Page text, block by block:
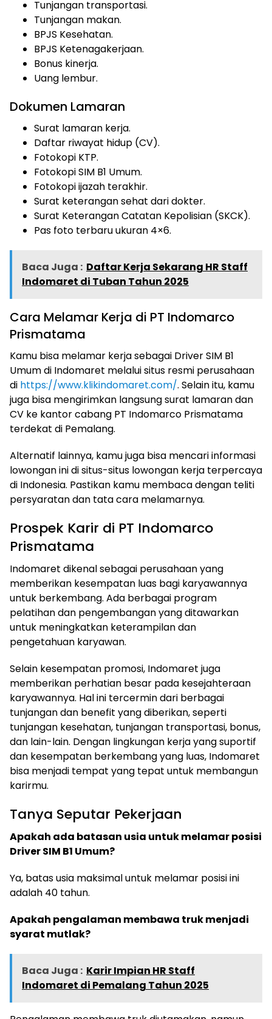
Tunjangan transportasi.
Tunjangan makan.
BPJS Kesehatan.
BPJS Ketenagakerjaan.
Bonus kinerja.
Uang lembur.
Dokumen Lamaran
Surat lamaran kerja.
Daftar riwayat hidup (CV).
Fotokopi KTP.
Fotokopi SIM B1 Umum.
Fotokopi ijazah terakhir.
Surat keterangan sehat dari dokter.
Surat Keterangan Catatan Kepolisian (SKCK).
Pas foto terbaru ukuran 4×6.
Baca Juga : Daftar Kerja Sekarang HR Staff
Indomaret di Tuban Tahun 2025
Cara Melamar Kerja di PT Indomarco
Prismatama
Kamu bisa melamar kerja sebagai Driver SIM B1
Umum di Indomaret melalui situs resmi perusahaan
di https://www.klikindomaret.com/. Selain itu, kamu
juga bisa mengirimkan langsung surat lamaran dan
CV ke kantor cabang PT Indomarco Prismatama
terdekat di Pemalang.
Alternatif lainnya, kamu juga bisa mencari informasi
lowongan ini di situs-situs lowongan kerja terpercaya
di Indonesia. Pastikan kamu membaca dengan teliti
persyaratan dan tata cara melamarnya.
Prospek Karir di PT Indomarco
Prismatama
Indomaret dikenal sebagai perusahaan yang
memberikan kesempatan luas bagi karyawannya
untuk berkembang. Ada berbagai program
pelatihan dan pengembangan yang ditawarkan
untuk meningkatkan keterampilan dan
pengetahuan karyawan.
Selain kesempatan promosi, Indomaret juga
memberikan perhatian besar pada kesejahteraan
karyawannya. Hal ini tercermin dari berbagai
tunjangan dan benefit yang diberikan, seperti
tunjangan kesehatan, tunjangan transportasi, bonus,
dan lain-lain. Dengan lingkungan kerja yang suportif
dan kesempatan berkembang yang luas, Indomaret
bisa menjadi tempat yang tepat untuk membangun
karirmu.
Tanya Seputar Pekerjaan
Apakah ada batasan usia untuk melamar posisi
Driver SIM B1 Umum?
Ya, batas usia maksimal untuk melamar posisi ini
adalah 40 tahun.
Apakah pengalaman membawa truk menjadi
syarat mutlak?
Baca Juga : Karir Impian HR Staff
Indomaret di Pemalang Tahun 2025